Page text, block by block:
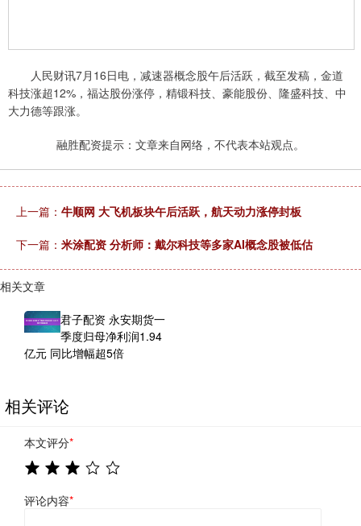
人民财讯7月16日电，减速器概念股午后活跃，截至发稿，金道
科技涨超12%，福达股份涨停，精锻科技、豪能股份、隆盛科技、中
大力德等跟涨。
融胜配资提示：文章来自网络，不代表本站观点。
上一篇： 牛顺网 大飞机板块午后活跃，航天动力涨停封板
下一篇： 米涂配资 分析师：戴尔科技等多家AI概念股被低估
相关文章
君子配资 永安期货一
季度归母净利润1.94
亿元 同比增幅超5倍
相关评论
本文评分*
评论内容*